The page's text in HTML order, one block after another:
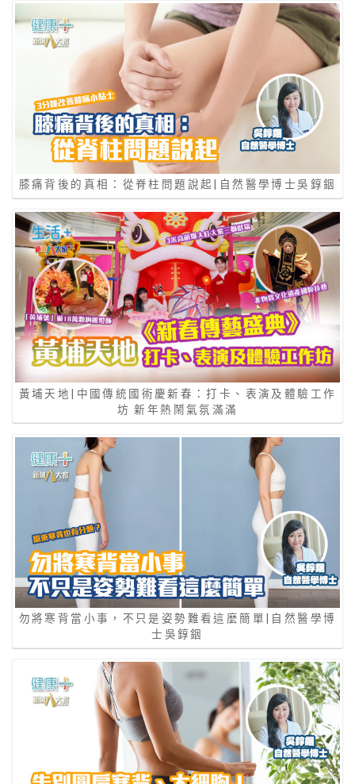
膝痛背後的真相：從脊柱問題說起|自然醫學博士吳錞銦
黃埔天地|中國傳統國術慶新春：打卡、表演及體驗工作
坊 新年熱鬧氣氛滿滿
勿將寒背當小事，不只是姿勢難看這麼簡單|自然醫學博
士吳錞銦